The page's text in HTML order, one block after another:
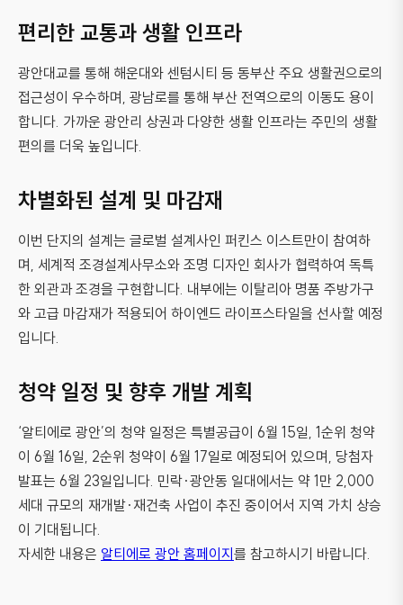
편리한 교통과 생활 인프라
광안대교를 통해 해운대와 센텀시티 등 동부산 주요 생활권으로의
접근성이 우수하며, 광남로를 통해 부산 전역으로의 이동도 용이
합니다. 가까운 광안리 상권과 다양한 생활 인프라는 주민의 생활
편의를 더욱 높입니다.
차별화된 설계 및 마감재
이번 단지의 설계는 글로벌 설계사인 퍼킨스 이스트만이 참여하
며, 세계적 조경설계사무소와 조명 디자인 회사가 협력하여 독특
한 외관과 조경을 구현합니다. 내부에는 이탈리아 명품 주방가구
와 고급 마감재가 적용되어 하이엔드 라이프스타일을 선사할 예정
입니다.
청약 일정 및 향후 개발 계획
‘알티에로 광안’의 청약 일정은 특별공급이 6월 15일, 1순위 청약
이 6월 16일, 2순위 청약이 6월 17일로 예정되어 있으며, 당첨자
발표는 6월 23일입니다. 민락·광안동 일대에서는 약 1만 2,000
세대 규모의 재개발·재건축 사업이 추진 중이어서 지역 가치 상승
이 기대됩니다.
자세한 내용은 알티에로 광안 홈페이지 를 참고하시기 바랍니다.